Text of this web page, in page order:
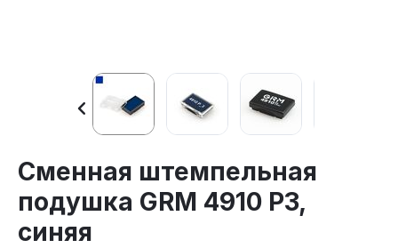
Сменная штемпельная
подушка GRM 4910 P3,
синяя